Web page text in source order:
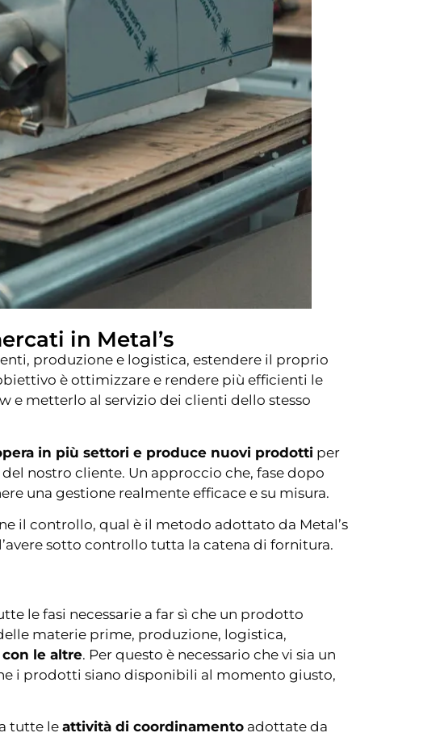
in Metal’s
produzione e logistica, estendere il proprio
è ottimizzare e rendere più efficienti le
e metterlo al servizio dei clienti dello stesso
in più settori e produce nuovi prodotti per
nostro cliente. Un approccio che, fase dopo
una gestione realmente efficace e su misura.
il controllo, qual è il metodo adottato da Metal’s
sotto controllo tutta la catena di fornitura.
le fasi necessarie a far sì che un prodotto
materie prime, produzione, logistica,
le altre. Per questo è necessario che vi sia un
i prodotti siano disponibili al momento giusto,
tutte le attività di coordinamento adottate da